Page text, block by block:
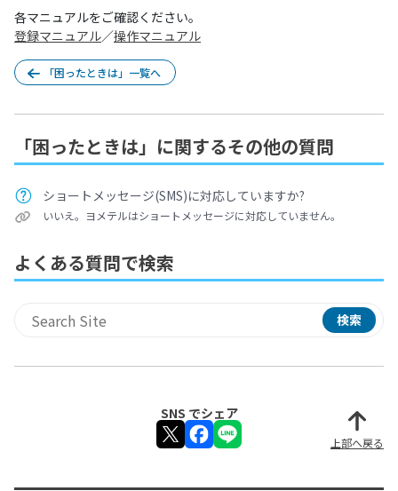
各マニュアルをご確認ください。
登録マニュアル／操作マニュアル
「困ったときは」一覧へ
「困ったときは」に関するその他の質問
ショートメッセージ(SMS)に対応していますか?
いいえ。ヨメテルはショートメッセージに対応していません。
よくある質問で検索
サイト内検索 検索
SNS でシェア
上部へ戻る